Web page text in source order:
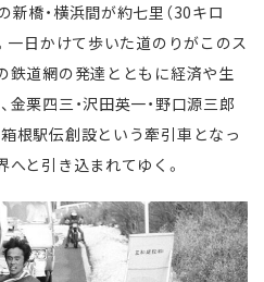
橋・横浜間が約七里（30キロ
一日かけて歩いた道のりがこのス
鉄道網の発達とともに経済や生
栗四三・沢田英一・野口源三郎
根駅伝創設という牽引車となっ
へと引き込まれてゆく。